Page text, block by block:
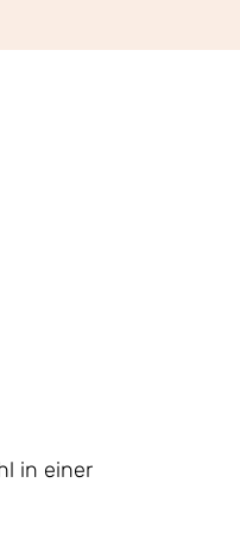
in einer